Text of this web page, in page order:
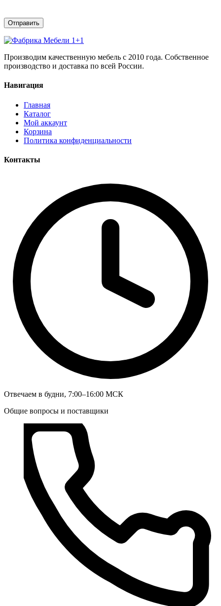
Производим качественную мебель с 2010 года. Собственное
производство и доставка по всей России.
Навигация
Главная
Каталог
Мой аккаунт
Корзина
Политика конфиденциальности
Контакты
Отвечаем в будни, 7:00–16:00 МСК
Общие вопросы и поставщики